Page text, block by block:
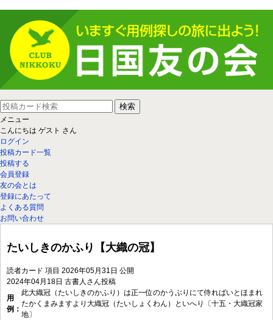
メニュー
こんにちは ゲスト さん
ログイン
投稿カード一覧
投稿する
会員登録
友の会とは
登録にあたって
よくある質問
お問い合わせ
たいしきのかふり【大織の冠】
読者カード 項目 2026年05月31日 公開
2024年04月18日 古書人さん投稿
用
例：
此大織冠（たいしきのかふり）は正一位のかうぶりにて侍ればいとほまれ
たかくまみますより大織冠（たいしょくわん）といへり〔十五・大織冠家
地〕